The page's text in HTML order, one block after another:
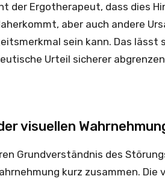
der Ergotherapeut, dass dies
aber auch andere
sein kann. Das lässt
Urteil sicherer
visuellen
Grundverständnis des
kurz zusammen.